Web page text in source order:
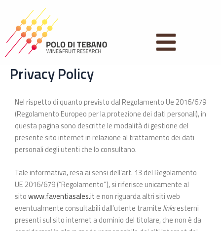
contenuto
Privacy Policy
Nel rispetto di quanto previsto dal Regolamento Ue 2016/679
(Regolamento Europeo per la protezione dei dati personali), in
questa pagina sono descritte le modalità di gestione del
presente sito internet in relazione al trattamento dei dati
personali degli utenti che lo consultano.
Tale informativa, resa ai sensi dell’art. 13 del Regolamento
UE 2016/679 (“Regolamento”), si riferisce unicamente al
sitowww.faventiasales.it e non riguarda altri siti web
eventualmente consultabili dall’utente tramite linksesterni
presenti sul sito internet a dominio del titolare, che non è da